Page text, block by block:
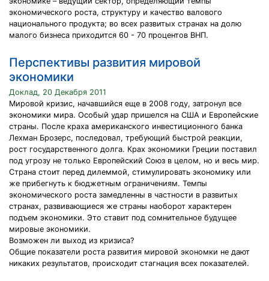
экономического роста, структуру и качество валового
национального продукта; во всех развитых странах на долю
малого бизнеса приходится 60 - 70 процентов ВНП.
Перспективы развития мировой
экономики
Доклад, 20 Декабря 2011
Мировой кризис, начавшийся еще в 2008 году, затронул все
экономики мира. Особый удар пришелся на США и Европейские
страны. После краха американского инвестиционного банка
Лехман Брозерс, последовал, требующий быстрой реакции,
рост государственного долга. Крах экономики Греции поставил
под угрозу не только Европейский Союз в целом, но и весь мир.
Страна стоит перед дилеммой, стимулировать экономику или
же прибегнуть к бюджетным ограничениям. Темпы
экономического роста замедленны в частности в развитых
странах, развивающиеся же страны наоборот характерен
подъем экономики. Это ставит под сомнительное будущее
мировые экономики.
Возможен ли выход из кризиса?
Общие показатели роста развития мировой экономки не дают
никаких результатов, происходит стагнация всех показателей.